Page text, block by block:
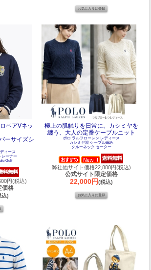
ベアVネッ
ーサイズシ
ィース
レーナー
Golf
円(税込)
価格
込)
極上の肌触りを日常に。カシミヤを
纏う、大人の定番ケーブルニット
ポロ ラルフローレン レディース
カシミヤ混 ケーブル編み
クルーネック セーター
弊社他サイト価格22,880円(税込)
公式サイト限定価格
22,000円(税込)